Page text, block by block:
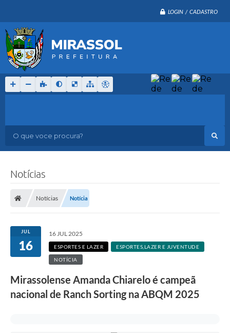
LOGIN / CADASTRO
O que voce procura?
Notícias
Notícias Notícia
JUL
16
16 JUL 2025
ESPORTES E LAZER ESPORTES,LAZER E JUVENTUDE
NOTÍCIA
Mirassolense Amanda Chiarelo é campeã
nacional de Ranch Sorting na ABQM 2025